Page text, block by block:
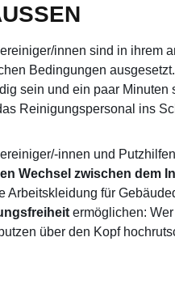
innen sind in ihrem
Bedingungen
sein und ein paar Minuten
Reinigungspersonal ins
innen und
Wechsel zwischen dem
Arbeitskleidung für
ermöglichen:
über den Kopf